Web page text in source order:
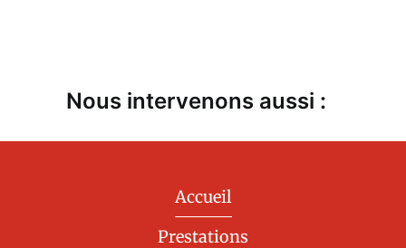
Nous intervenons aussi :
Accueil
Prestations